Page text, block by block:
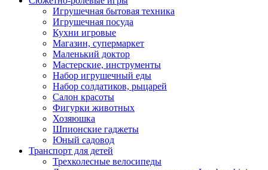
Игрушечная бытовая техника
Игрушечная посуда
Кухни игровые
Магазин, супермаркет
Маленький доктор
Мастерские, инструменты
Набор игрушечный еды
Набор солдатиков, рыцарей
Салон красоты
Фигурки животных
Хозяюшка
Шпионские гаджеты
Юный садовод
Транспорт для детей
Трехколесные велосипеды